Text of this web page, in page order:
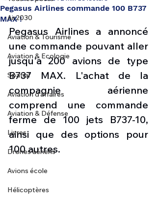
Air2030
Aviation & Tourisme
Aviation & Ecologie
Spatial
Aviation d'affaires
Aviation & Défense
Livres
Drones aériens
Avions école
Hélicoptères
Pegasus Airlines commande 100 B737
MAX !
Pegasus Airlines a annoncé
une commande pouvant aller
jusqu'à 200 avions de type
B737 MAX. L'achat de la
compagnie aérienne
comprend une commande
ferme de 100 jets B737-10,
ainsi que des options pour
100 autres.